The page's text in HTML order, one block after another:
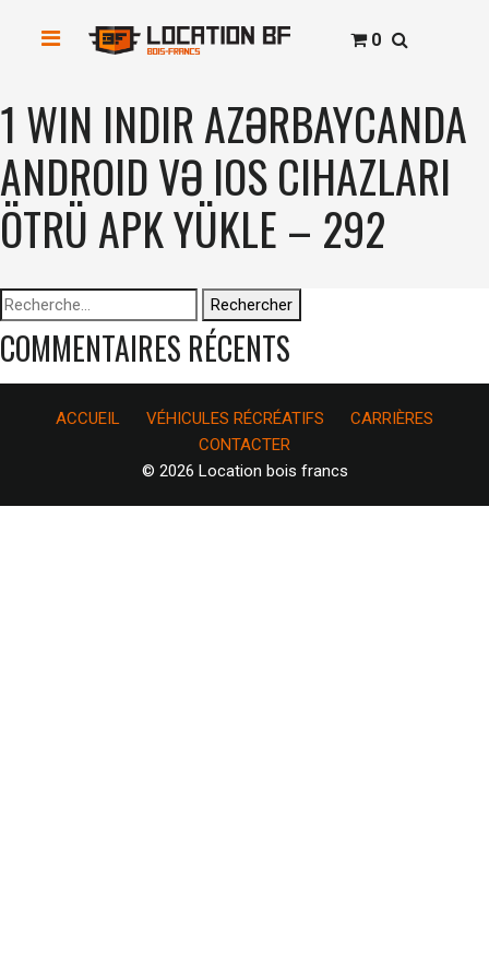
0
1 WIN INDIR AZƏRBAYCANDA ️
ANDROID VƏ IOS CIHAZLARI
ÖTRÜ APK YÜKLЕ – 292
Rechercher :
COMMENTAIRES RÉCENTS
ACCUEIL VÉHICULES RÉCRÉATIFS
CARRIÈRES
CONTACTER
© 2026 Location bois francs